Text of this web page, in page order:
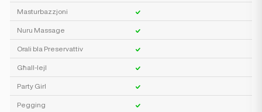
Masturbazzjoni
Nuru Massage
Orali bla Preservattiv
Għall-lejl
Party Girl
Pegging